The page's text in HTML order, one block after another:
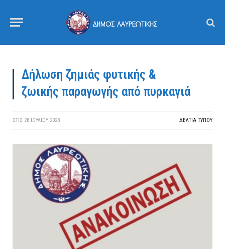
Δήλωση ζημιάς φυτικής &
ζωικής παραγωγής από πυρκαγιά
ΣΤΙΣ 28 ΙΟΥΛΊΟΥ 2023 ΔΕΛΤΙΑ ΤΥΠΟΥ